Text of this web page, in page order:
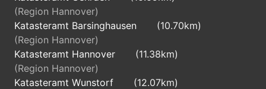
(Region Hannover)
Katasteramt Barsinghausen
(10.70km)
(Region Hannover)
Katasteramt Hannover
(11.38km)
(Region Hannover)
Katasteramt Wunstorf
(12.07km)